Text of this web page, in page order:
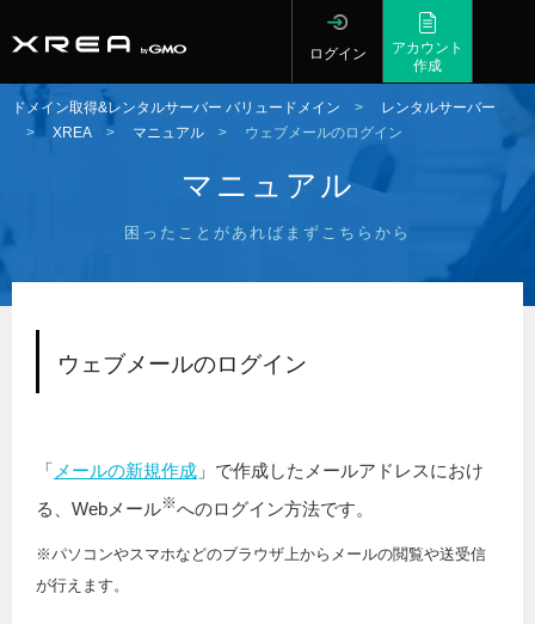
ログイン
アカウント
作成
ドメイン取得&レンタルサーバー バリュードメイン > レンタルサーバー
> XREA > マニュアル > ウェブメールのログイン
マニュアル
困ったことがあればまずこちらから
ウェブメールのログイン
「 メールの新規作成 」で作成したメールアドレスにおけ
る、Webメール※へのログイン方法です。
※パソコンやスマホなどのブラウザ上からメールの閲覧や送受信
が行えます。